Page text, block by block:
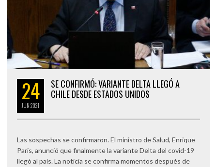
24
JUN2021
SE CONFIRMÓ: VARIANTE DELTA LLEGÓ A
CHILE DESDE ESTADOS UNIDOS
Las sospechas se confirmaron. El ministro de Salud, Enrique
Paris, anunció que finalmente la variante Delta del covid-19
llegó al país. La noticia se confirma momentos después de